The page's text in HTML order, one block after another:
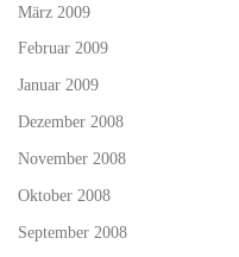
März 2009
Februar 2009
Januar 2009
Dezember 2008
November 2008
Oktober 2008
September 2008